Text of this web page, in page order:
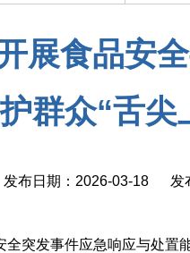
展食品安
群众“舌尖
发布日期：2026-03-18 发
全突发事件应急响应与处置